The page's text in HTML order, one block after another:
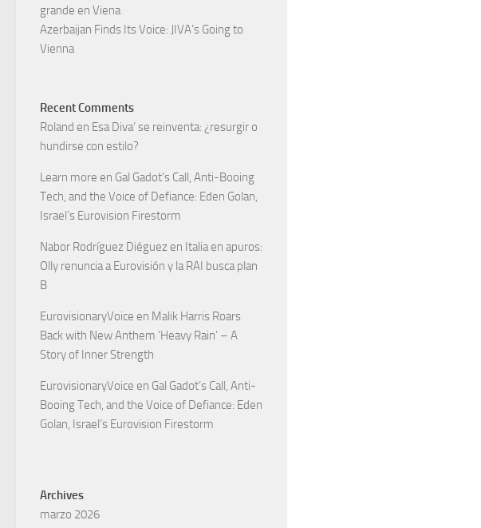
grande en Viena
Azerbaijan Finds Its Voice: JIVA’s Going to
Vienna
Recent Comments
Roland en Esa Diva’ se reinventa: ¿resurgir o
hundirse con estilo?
Learn more en Gal Gadot’s Call, Anti-Booing
Tech, and the Voice of Defiance: Eden Golan,
Israel’s Eurovision Firestorm
Nabor Rodríguez Diéguez en Italia en apuros:
Olly renuncia a Eurovisión y la RAI busca plan
B
EurovisionaryVoice en Malik Harris Roars
Back with New Anthem ‘Heavy Rain’ – A
Story of Inner Strength
EurovisionaryVoice en Gal Gadot’s Call, Anti-
Booing Tech, and the Voice of Defiance: Eden
Golan, Israel’s Eurovision Firestorm
Archives
marzo 2026